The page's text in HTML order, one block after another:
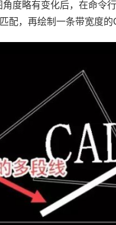
度略有变化后，在命令
配，再绘制一条带宽度的